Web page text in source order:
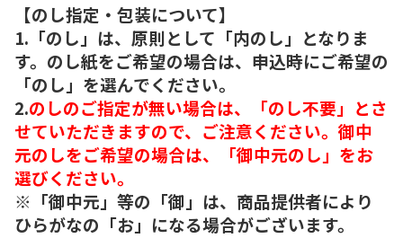
【のし指定・包装について】
1.「のし」は、原則として「内のし」となりま
す。のし紙をご希望の場合は、申込時にご希望の
「のし」を選んでください。
2.のしのご指定が無い場合は、「のし不要」とさ
せていただきますので、ご注意ください。御中
元のしをご希望の場合は、「御中元のし」をお
選びください。
※「御中元」等の「御」は、商品提供者により
ひらがなの「お」になる場合がございます。